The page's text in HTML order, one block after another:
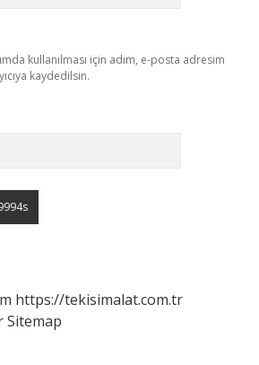
kullanılması için adım, e-posta adresim
kaydedilsin.
https://tekisimalat.com.tr
Sitemap